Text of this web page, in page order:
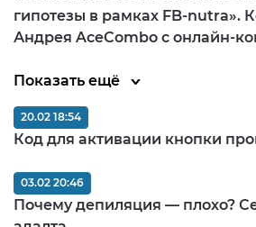
гипотезы в рамках FB-nutra».
Андрея AceCombo с онлайн-
Показать ещё
Код для активации кнопки
20.02 18:54
Почему депиляция — плохо?
03.02 20:46